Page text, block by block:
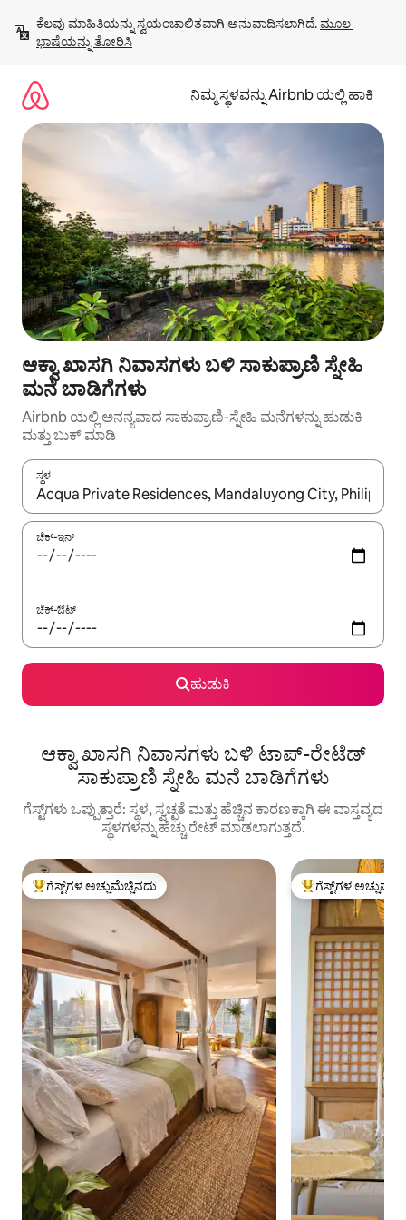
ಹೋಗಿ
ಕೆಲವು ಮಾಹಿತಿಯನ್ನು ಸ್ವಯಂಚಾಲಿತವಾಗಿ ಅನುವಾದಿಸಲಾಗಿದೆ. ಮೂಲ
ಭಾಷೆಯನ್ನು ತೋರಿಸಿ
ನಿಮ್ಮ ಸ್ಥಳವನ್ನು Airbnb ಯಲ್ಲಿ ಹಾಕಿ
ಆಕ್ವಾ ಖಾಸಗಿ ನಿವಾಸಗಳು ಬಳಿ ಸಾಕುಪ್ರಾಣಿ ಸ್ನೇಹಿ
ಮನೆ ಬಾಡಿಗೆಗಳು
Airbnb ಯಲ್ಲಿ ಅನನ್ಯವಾದ ಸಾಕುಪ್ರಾಣಿ-ಸ್ನೇಹಿ ಮನೆಗಳನ್ನು ಹುಡುಕಿ
ಮತ್ತು ಬುಕ್ ಮಾಡಿ
ಸ್ಥಳ
ಫಲಿತಾಂಶಗಳು ಲಭ್ಯವಿರುವಾಗ, ಅಪ್ ಮತ್ತು ಡೌನ್ ಬಾಣದ ಕೀಲಿಗಳೊಂದಿಗೆ
ಚೆಕ್-ಇನ್
ಚೆಕ್-ಔಟ್
ಹುಡುಕಿ
ಆಕ್ವಾ ಖಾಸಗಿ ನಿವಾಸಗಳು ಬಳಿ ಟಾಪ್-ರೇಟೆಡ್
ಸಾಕುಪ್ರಾಣಿ ಸ್ನೇಹಿ ಮನೆ ಬಾಡಿಗೆಗಳು
ಗೆಸ್ಟ್‌ಗಳು ಒಪ್ಪುತ್ತಾರೆ: ಸ್ಥಳ, ಸ್ವಚ್ಛತೆ ಮತ್ತು ಹೆಚ್ಚಿನ ಕಾರಣಕ್ಕಾಗಿ ಈ ವಾಸ್ತವ್ಯದ
ಸ್ಥಳಗಳನ್ನು ಹೆಚ್ಚು ರೇಟ್ ಮಾಡಲಾಗುತ್ತದೆ.
ಗೆಸ್ಟ್‌ಗಳಿಗೆ ಅತಿ ಹೆಚ್ಚು ಅಚ್ಚುಮೆಚ್ಚಿನದು
ಗೆಸ್ಟ್‌ಗಳ ಅಚ್ಚುಮೆಚ್ಚಿನದು ಗೆಸ್ಟ್‌ಗಳಿಗೆ ಅತಿ ಹೆಚ್ಚು
ಗೆಸ್ಟ್‌ಗಳ